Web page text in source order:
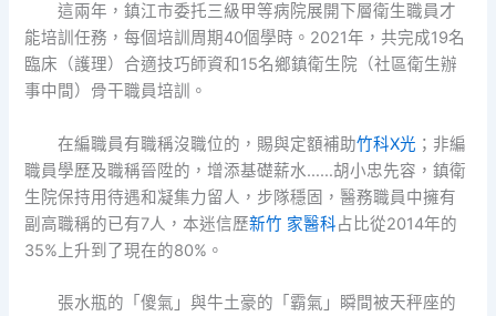
這兩年，鎮江市委托三級甲等病院展開下層衛生職員才
能培訓任務，每個培訓周期40個學時。2021年，共完成19名
臨床（護理）合適技巧師資和15名鄉鎮衛生院（社區衛生辦
事中間）骨干職員培訓。
在編職員有職稱沒職位的，賜與定額補助竹科X光 ；非編
職員學歷及職稱晉陞的，增添基礎薪水……胡小忠先容，鎮衛
生院保持用待遇和凝集力留人，步隊穩固，醫務職員中擁有
副高職稱的已有7人，本迷信歷新竹 家醫科占比從2014年的
35%上升到了現在的80%。
張水瓶的「傻氣」與牛土豪的「霸氣」瞬間被天秤座的